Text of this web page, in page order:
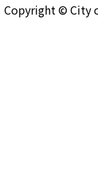
Copyright © City